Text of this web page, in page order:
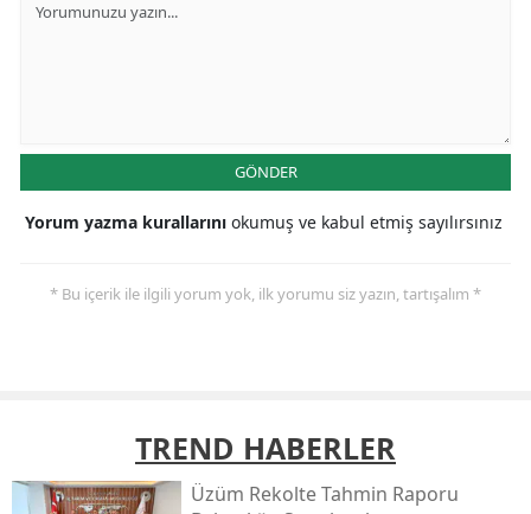
GÖNDER
Yorum yazma kurallarını okumuş ve kabul etmiş sayılırsınız
* Bu içerik ile ilgili yorum yok, ilk yorumu siz yazın, tartışalım *
TREND HABERLER
Üzüm Rekolte Tahmin Raporu